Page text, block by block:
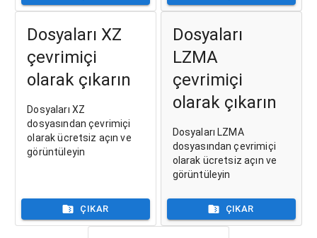
Dosyaları XZ
çevrimiçi
olarak çıkarın
Dosyaları XZ
dosyasından çevrimiçi
olarak ücretsiz açın ve
görüntüleyin
ÇIKAR
Dosyaları
LZMA
çevrimiçi
olarak çıkarın
Dosyaları LZMA
dosyasından çevrimiçi
olarak ücretsiz açın ve
görüntüleyin
ÇIKAR